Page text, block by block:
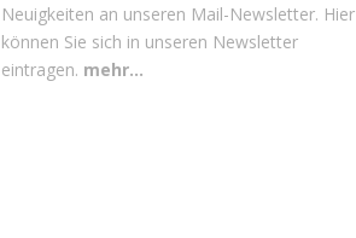
Neuigkeiten an unseren Mail-Newsletter. Hier
können Sie sich in unseren Newsletter
eintragen. mehr...